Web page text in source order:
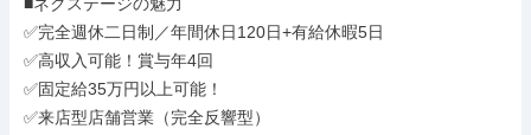
✅完全週休二日制／年間休日120日+有給休暇5日
✅高収入可能！賞与年4回
✅固定給35万円以上可能！
✅来店型店舗営業（完全反響型）